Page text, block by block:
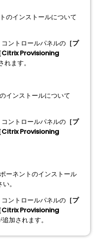
のインストールについて
ントロールパネルの ［プ
Citrix Provisioning
れます。
インストールについて
ントロールパネルの ［プ
Citrix Provisioning
ーネントのインストール
。
ントロールパネルの ［プ
Citrix Provisioning
追加されます。